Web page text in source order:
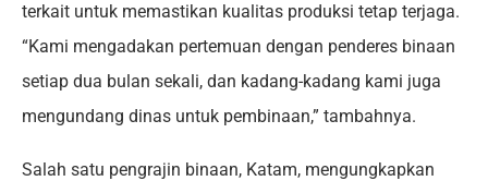
terkait untuk memastikan kualitas produksi tetap terjaga.
“Kami mengadakan pertemuan dengan penderes binaan
setiap dua bulan sekali, dan kadang-kadang kami juga
mengundang dinas untuk pembinaan,” tambahnya.
Salah satu pengrajin binaan, Katam, mengungkapkan